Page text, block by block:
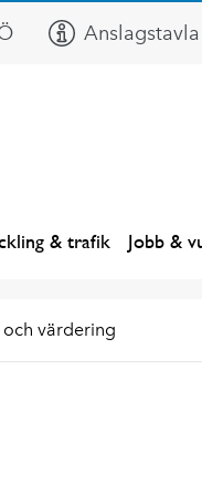
Anslagstavla
& trafik Jobb &
och värdering